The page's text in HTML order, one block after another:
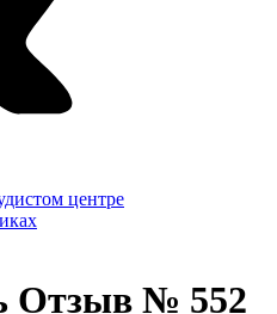
центре
Отзыв № 552